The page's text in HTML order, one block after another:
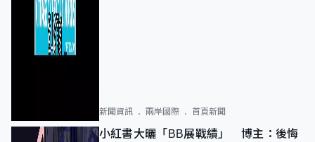
新聞資訊 兩岸國際 首頁新聞
小紅書大曬「BB展戰績」 博主：後悔